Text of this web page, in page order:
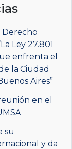
Derecho
Ley 27.801
enfrenta el
la Ciudad
Aires”
en el
su
y da